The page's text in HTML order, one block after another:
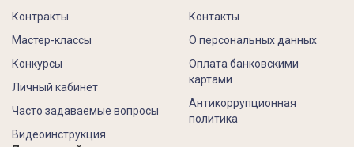
Контракты
Контакты
Мастер-классы
Конкурсы
Личный кабинет
Часто задаваемые вопросы
Видеоинструкция
О персональных данных
Оплата банковскими
картами
Антикоррупционная
политика